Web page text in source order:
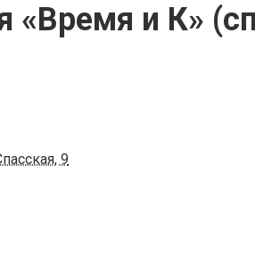
«Время и К»
9